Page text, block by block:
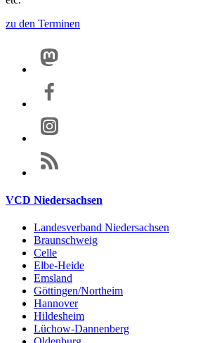
zu den Terminen
VCD Niedersachsen
Landesverband Niedersachsen
Braunschweig
Celle
Elbe-Heide
Emsland
Göttingen/Northeim
Hannover
Hildesheim
Lüchow-Dannenberg